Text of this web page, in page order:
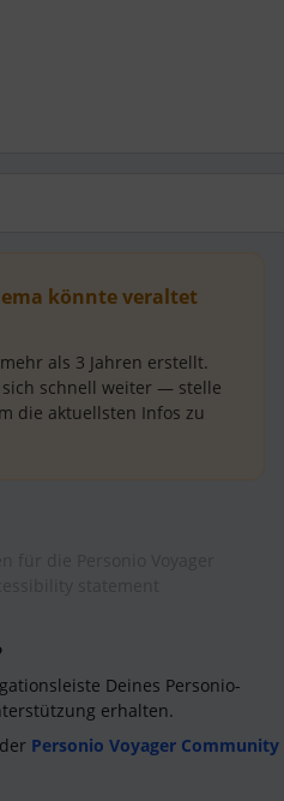
könnte veraltet
als 3 Jahren erstellt.
schnell weiter — stelle
die aktuellsten Infos zu
Deines Personio-
erhalten.
Personio Voyager Community